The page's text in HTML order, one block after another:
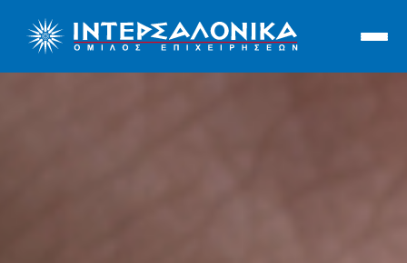
Ιντερσαλόνικα